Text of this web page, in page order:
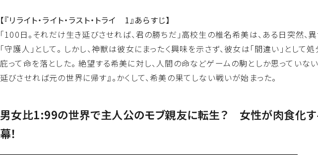
【『リライト・ライト・ラスト・トライ 1』あらすじ】
「100日。それだけ生き延びさせれば、君の勝ちだ」高校生の椎名希美は、ある日突然、
「守護人」として。 しかし、神獣は彼女にまったく興味を示さず、彼女は「間違い」とし
庇って命を落とした。 絶望する希美に対し、人間の命などゲームの駒としか思っていな
延びさせれば元の世界に帰す』――。かくして、希美の果てしない戦いが始まった。
男女比1:99の世界で主人公のモブ親友に転生？ 女性が肉食化す
幕！